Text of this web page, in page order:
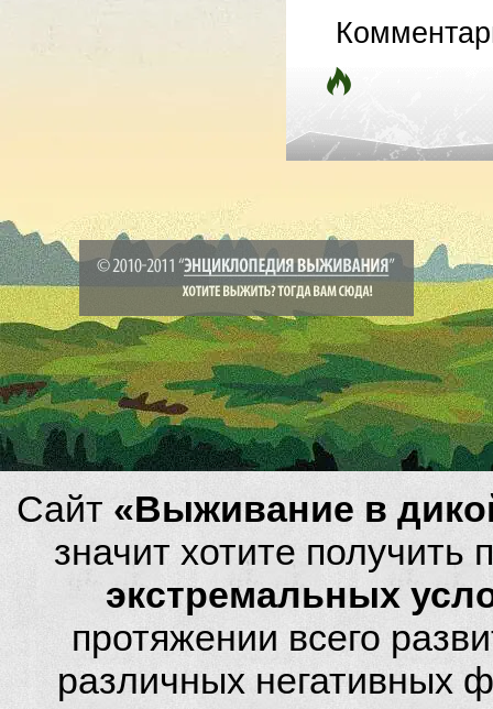
Сайт «Выживание в
значит хотите
экстремальных
протяжении всего
различных негативных